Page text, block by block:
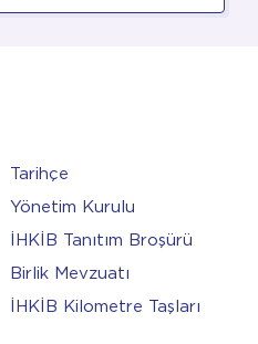
Tarihçe
Yönetim Kurulu
İHKİB Tanıtım Broşürü
Birlik Mevzuatı
İHKİB Kilometre Taşları